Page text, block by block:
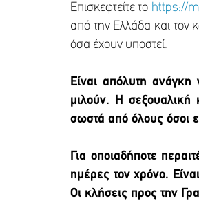
Επισκεφτείτε το https://
από την Ελλάδα και τον
όσα έχουν υποστεί.
Είναι απόλυτη
μιλούν. Η σεξουαλική
σωστά από όλους όσοι
Για οποιαδήποτε
ημέρες τον χρόνο.
Οι κλήσεις προς την